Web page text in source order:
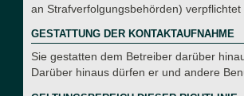
an Strafverfolgungsbehörden)
GESTATTUNG DER KONTAKTAUFNAHME
Sie gestatten dem Betreiber darüber
Darüber hinaus dürfen er und andere